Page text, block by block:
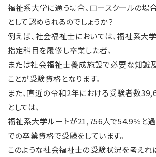
福祉系大学に通う場合、ロースクールの場
として認められるのでしょうか？
例えば、社会福祉士においては、福祉系大
指定科目を履修し卒業した者、
または社会福祉士養成施設で必要な知識
ことが受験資格となります。
また、直近の令和2年における受験者数
としては、
福祉系大学ルートが21,756人で54.9％と
での卒業資格で受験をしています。
このような社会福祉士の受験状況を考えれ